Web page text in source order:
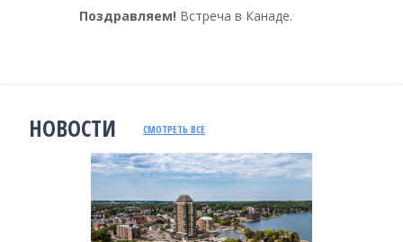
Поздравляем! Встреча в Канаде.
НОВОСТИ СМОТРЕТЬ ВСЕ